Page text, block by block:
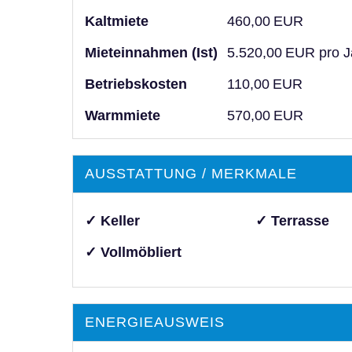
Kaltmiete
460,00 EUR
Mieteinnahmen (Ist)
5.520,00 EUR pro
Betriebskosten
110,00 EUR
Warmmiete
570,00 EUR
AUSSTATTUNG / MERKMALE
✓ Keller
✓ Terrasse
✓ Vollmöbliert
ENERGIEAUSWEIS